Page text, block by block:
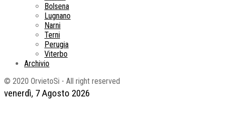
venerdì, 7 Agosto 2026
Bolsena
Lugnano
Narni
Terni
Perugia
Viterbo
Archivio
© 2020 OrvietoSi - All right reserved